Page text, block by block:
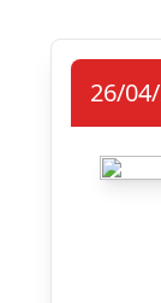
26/